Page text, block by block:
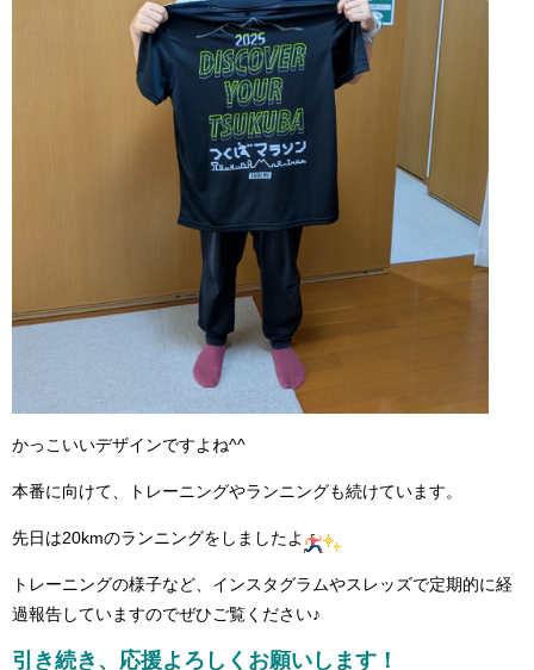
かっこいいデザインですよね^^
本番に向けて、トレーニングやランニングも続けています。
先日は20kmのランニングをしましたよ
トレーニングの様子など、インスタグラムやスレッズで定期的に経
過報告していますのでぜひご覧ください♪
引き続き、応援よろしくお願いします！